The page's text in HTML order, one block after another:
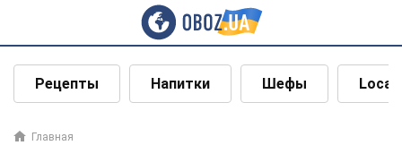
Рецепты Напитки Шефы Local
Главная